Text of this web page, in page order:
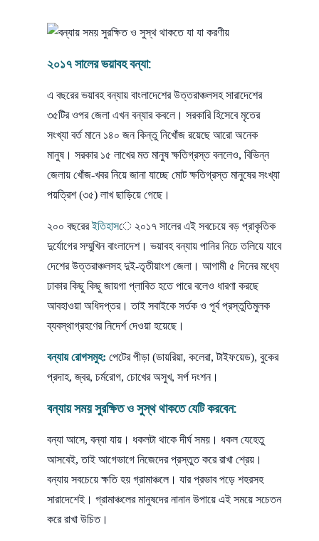
২০১৭ সালের ভয়াবহ বন্যা:
এ বছরের ভয়াবহ বন্যায় বাংলাদেশের উত্তরাঞ্চলসহ সারাদেশের
৩৫টির ওপর জেলা এখন বন্যার কবলে। সরকারি হিসেবে মৃতের
সংখ্যা বর্ত মানে ১৪০ জন কিন্তু নিখোঁজ রয়েছে আরো অনেক
মানুষ। সরকার ১৫ লাখের মত মানুষ ক্ষতিগ্রস্ত বললেও, বিভিন্ন
জেলায় খোঁজ-খবর নিয়ে জানা যাচ্ছে মোট ক্ষতিগ্রস্ত মানুষের সংখ্যা
পয়ত্রিশ (৩৫) লাখ ছাড়িয়ে গেছে।
২০০ বছরেরইতিহাসে ২০১৭ সালের এই সবচেয়ে বড় প্রাকৃতিক
দুর্যোগের সম্মুখিন বাংলাদেশ। ভয়াবহ বন্যায় পানির নিচে তলিয়ে যাবে
দেশের উত্তরাঞ্চলসহ দুই-তৃতীয়াংশ জেলা। আগামী ৫ দিনের মধ্যে
ঢাকার কিছু কিছু জায়গা প্লাবিত হতে পারে বলেও ধারণা করছে
আবহাওয়া অধিদপ্তর। তাই সবাইকে সর্তক ও পূর্ব প্রস্তুতিমুলক
ব্যবস্থাগ্রহণের নিদের্শ দেওয়া হয়েছে।
বন্যায় রোগসমুহ: পেটের পীড়া (ডায়রিয়া, কলেরা, টাইফয়েড), বুকের
প্রদাহ, জ্বর, চর্মরোগ, চোখের অসুখ, সর্প দংশন।
বন্যায় সময় সুরক্ষিত ও সুস্থ থাকতে যেটি করবেন:
বন্যা আসে, বন্যা যায়। ধকলটা থাকে দীর্ঘ সময়। ধকল যেহেতু
আসবেই, তাই আগেভাগে নিজেদের প্রস্তুত করে রাখা শ্রেয়।
বন্যায় সবচেয়ে ক্ষতি হয় গ্রামাঞ্চলে। যার প্রভাব পড়ে শহরসহ
সারাদেশেই। গ্রামাঞ্চলের মানুষদের নানান উপায়ে এই সময়ে সচেতন
করে রাখা উচিত।